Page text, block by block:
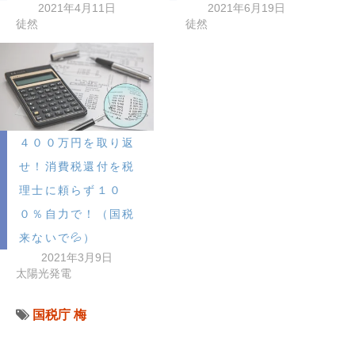
2021年4月11日
徒然
2021年6月19日
徒然
４００万円を取り返
せ！消費税還付を税
理士に頼らず１０
０％自力で！（国税
来ないで💦）
2021年3月9日
太陽光発電
国税庁 梅